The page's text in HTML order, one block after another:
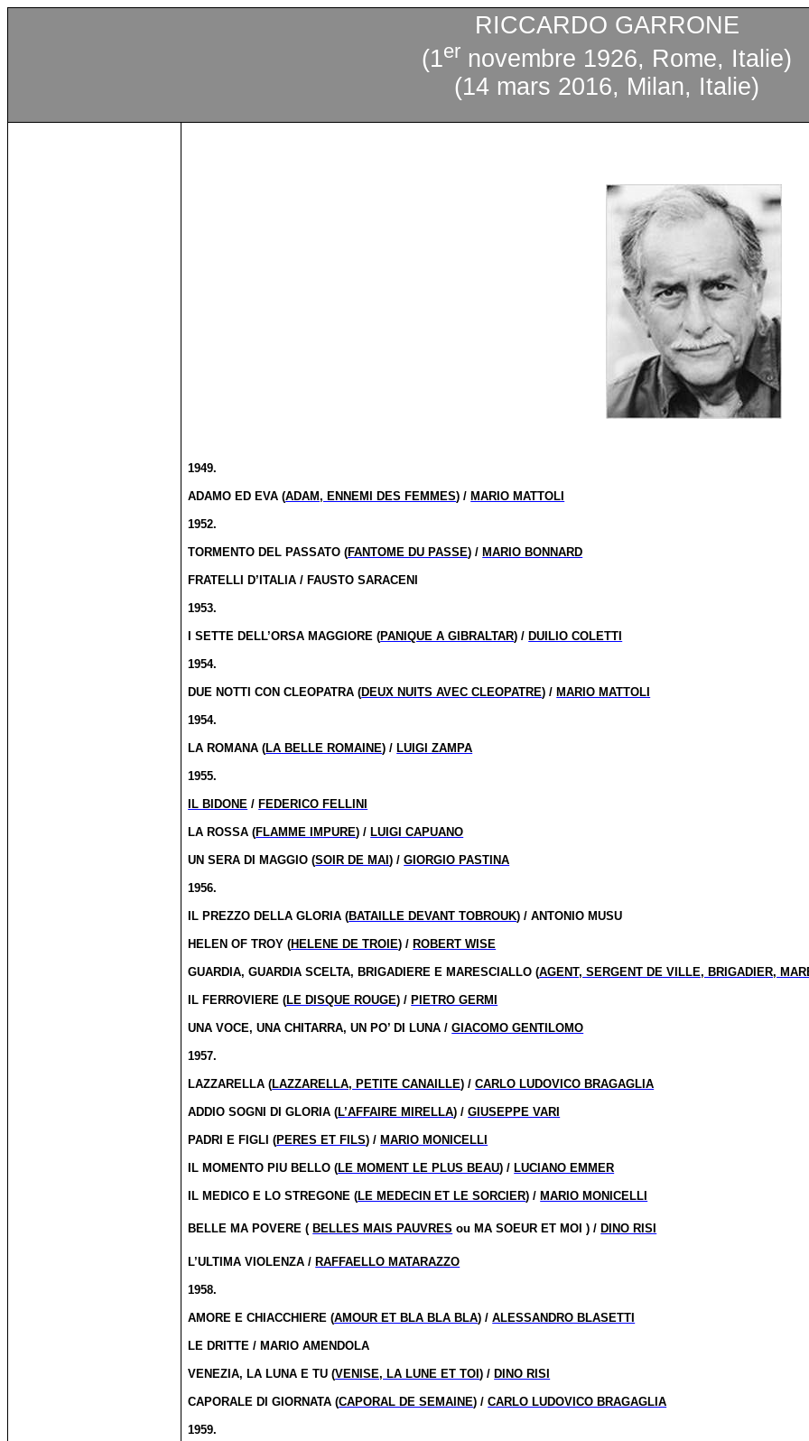
RICCARDO GARRONE
(1er novembre 1926, Rome, Italie)
(14 mars 2016, Milan, Italie)
1949.
ADAMO ED EVA (ADAM, ENNEMI DES FEMMES) / MARIO MATTOLI
1952.
TORMENTO DEL PASSATO (FANTOME DU PASSE) / MARIO BONNARD
FRATELLI D’ITALIA / FAUSTO SARACENI
1953.
I SETTE DELL’ORSA MAGGIORE (PANIQUE A GIBRALTAR) / DUILIO COLETTI
1954.
DUE NOTTI CON CLEOPATRA (DEUX NUITS AVEC CLEOPATRE) / MARIO MATTOLI
1954.
LA ROMANA (LA BELLE ROMAINE) / LUIGI ZAMPA
1955.
IL BIDONE / FEDERICO FELLINI
LA ROSSA (FLAMME IMPURE) / LUIGI CAPUANO
UN SERA DI MAGGIO (SOIR DE MAI) /GIORGIO PASTINA
1956.
IL PREZZO DELLA GLORIA (BATAILLE DEVANT TOBROUK) / ANTONIO MUSU
HELEN OF TROY (HELENE DE TROIE) / ROBERT WISE
GUARDIA, GUARDIA SCELTA, BRIGADIERE E MARESCIALLO (AGENT, SERGENT DE VILLE, BRIGADIER,
IL FERROVIERE (LE DISQUE ROUGE) / PIETRO GERMI
UNA VOCE, UNA CHITARRA, UN PO’ DI LUNA /GIACOMO GENTILOMO
1957.
LAZZARELLA (LAZZARELLA, PETITE CANAILLE) /CARLO LUDOVICO BRAGAGLIA
ADDIO SOGNI DI GLORIA (L’AFFAIRE MIRELLA) /GIUSEPPE VARI
PADRI E FIGLI (PERES ET FILS) / MARIO MONICELLI
IL MOMENTO PIU BELLO (LE MOMENT LE PLUS BEAU) / LUCIANO EMMER
IL MEDICO E LO STREGONE (LE MEDECIN ET LE SORCIER) / MARIO MONICELLI
BELLE MA POVERE ( BELLES MAIS PAUVRES ou MA SOEUR ET MOI ) / DINO RISI
L’ULTIMA VIOLENZA / RAFFAELLO MATARAZZO
1958.
AMORE E CHIACCHIERE (AMOUR ET BLA BLA BLA) /ALESSANDRO BLASETTI
LE DRITTE / MARIO AMENDOLA
VENEZIA, LA LUNA E TU (VENISE, LA LUNE ET TOI) / DINO RISI
CAPORALE DI GIORNATA (CAPORAL DE SEMAINE) /CARLO LUDOVICO BRAGAGLIA
1959.